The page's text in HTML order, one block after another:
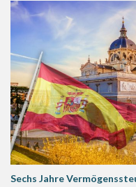
Sechs Jahre